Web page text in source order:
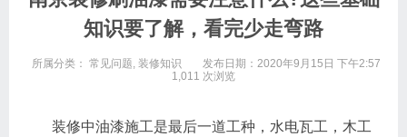
知识要了解，看完少走弯路
所属分类： 常见问题, 装修知识
发布日期：2020年9月15日 下午2:57
1,011 次浏览
装修中油漆施工是最后一道工种，水电瓦工，木工